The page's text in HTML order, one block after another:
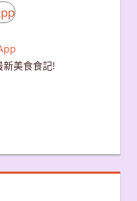
新美食食記!